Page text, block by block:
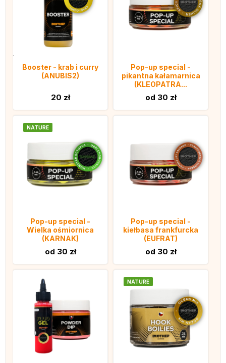
Booster - krab i curry
(ANUBIS2)
20 zł
Pop-up special -
pikantna kałamarnica
(KLEOPATRA...
od 30 zł
NATURE
Pop-up special -
Wielka ośmiornica
(KARNAK)
od 30 zł
Pop-up special -
kiełbasa frankfurcka
(EUFRAT)
od 30 zł
NATURE